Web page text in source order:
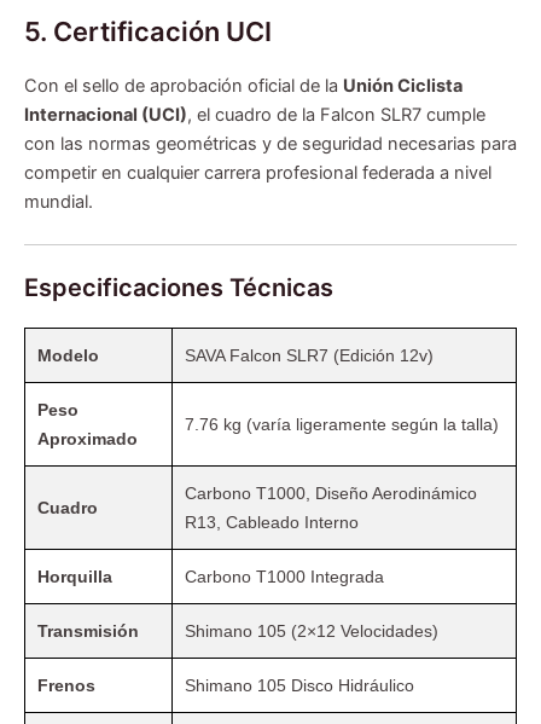
5. Certificación UCI
Con el sello de aprobación oficial de la Unión Ciclista
Internacional (UCI), el cuadro de la Falcon SLR7 cumple
con las normas geométricas y de seguridad necesarias para
competir en cualquier carrera profesional federada a nivel
mundial.
Especificaciones Técnicas
Modelo SAVA Falcon SLR7 (Edición 12v)
Peso
Aproximado
7.76 kg (varía ligeramente según la talla)
Cuadro
Carbono T1000, Diseño Aerodinámico
R13, Cableado Interno
Horquilla Carbono T1000 Integrada
Transmisión Shimano 105 (2×12 Velocidades)
Frenos Shimano 105 Disco Hidráulico